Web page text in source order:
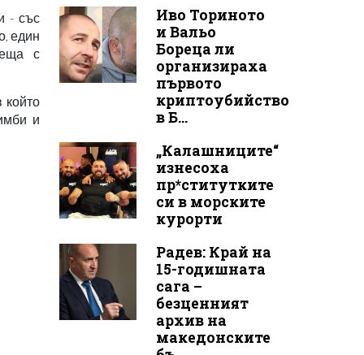
- със
един
с
който
и
Иво Ториното
и Вальо
Бореца ли
организираха
първото
криптоубийство
в Б...
„Калашниците“
изнесоха
пр*ститутките
си в морските
курорти
Радев: Край на
15-годишната
сага –
безценният
архив на
македонските